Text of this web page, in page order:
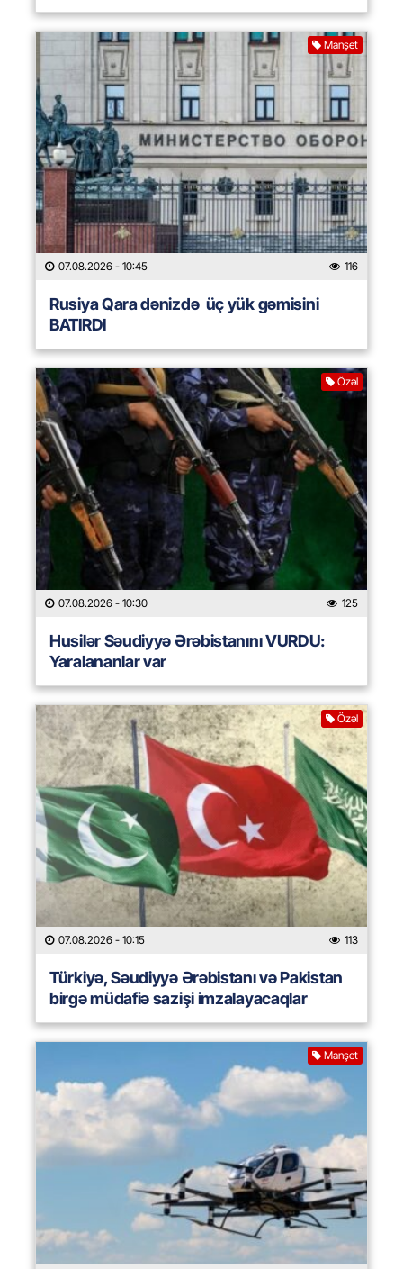
Manşet
07.08.2026 - 10:45 116
Rusiya Qara dənizdə üç yük gəmisini
BATIRDI
Özəl
07.08.2026 - 10:30 125
Husilər Səudiyyə Ərəbistanını VURDU:
Yaralananlar var
Özəl
07.08.2026 - 10:15 113
Türkiyə, Səudiyyə Ərəbistanı və Pakistan
birgə müdafiə sazişi imzalayacaqlar
Manşet